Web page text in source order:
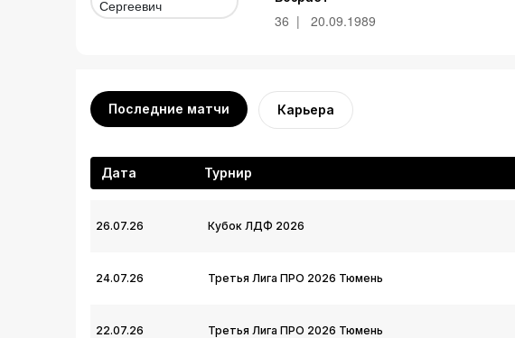
36 20.09.1989
Последние матчи Карьера
Дата Турнир
26.07.26 Кубок ЛДФ 2026
24.07.26 Третья Лига ПРО 2026 Тюмень
22.07.26 Третья Лига ПРО 2026 Тюмень